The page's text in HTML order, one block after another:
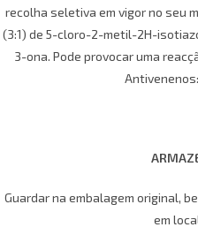
recolha seletiva em vigor no seu
(3:1) de 5-cloro-2-metil-2H-
3-ona. Pode provocar uma
Guardar na embalagem original,
em